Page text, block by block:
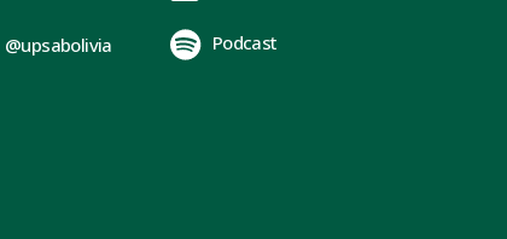
@upsabolivia Podcast